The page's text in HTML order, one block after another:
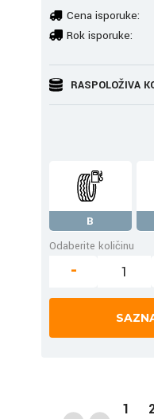
Cena isporuke:
Rok isporuke:
RASPOLOŽIVA
B
Odaberite količinu
-
1